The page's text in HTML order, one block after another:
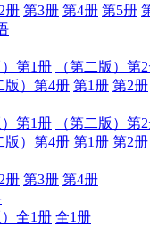
册 第3册 第4册 第5册
）第1册
（第二版）第
版）第4册 第1册 第2册
）第1册
（第二版）第
版）第4册 第1册 第2册
册 第3册 第4册
）全1册 全1册